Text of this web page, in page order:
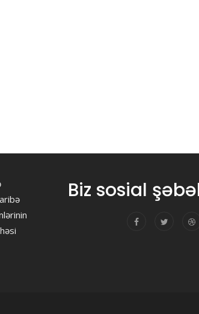
Biz sosial